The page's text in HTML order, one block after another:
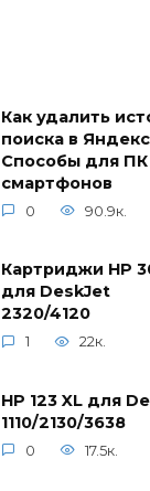
Как удалить
поиска в
Способы для ПК
смартфонов
0 90.9к.
Картриджи HP
для DeskJet
2320/4120
1 22к.
HP 123 XL для
1110/2130/3638
0 17.5к.